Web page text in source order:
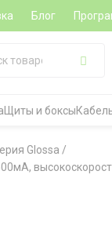
Блог
Щиты и боксы
Glossa /